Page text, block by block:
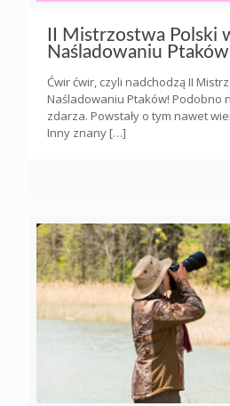
II Mistrzostwa Polski
Naśladowaniu Ptaków
Ćwir ćwir, czyli nadchodzą II
Naśladowaniu Ptaków! Podobno
zdarza. Powstały o tym nawet
Inny znany […]